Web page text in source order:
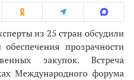
из 25 стран обсудили
прозрачности
закупок. Встреча
Международного форума